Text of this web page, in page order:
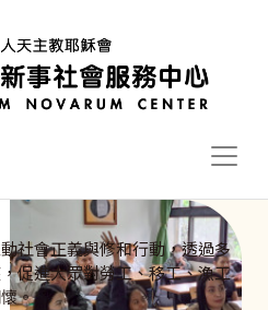
社會正義與修和行動，透過多
促進大眾對勞工、移工、漁工
。